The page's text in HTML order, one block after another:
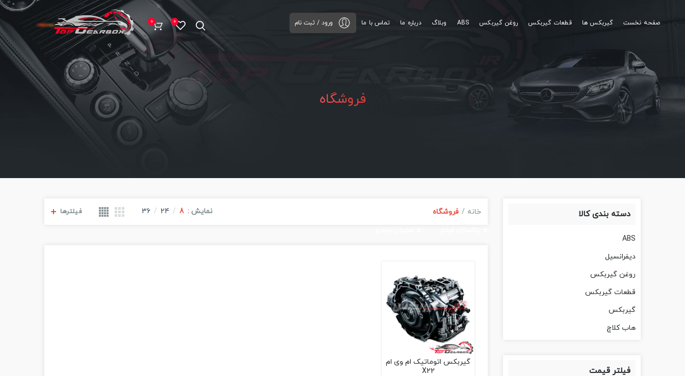
صفحه نخست گیربکس ها قطعات گیربکس روغن گیربکس ABS وبلاگ درباره ما تماس با ما ورود / ثبت نام 0
0
فروشگاه
دسته‌ بندی کالا
ABS
دیفرانسیل
روغن گیربکس
قطعات گیربکس
گیربکس
هاب کلاچ
فیلتر قیمت
خانه فروشگاه نمایش 8
24
36 فیلترها
گیربکس اتوماتیک ام وی ام
X22